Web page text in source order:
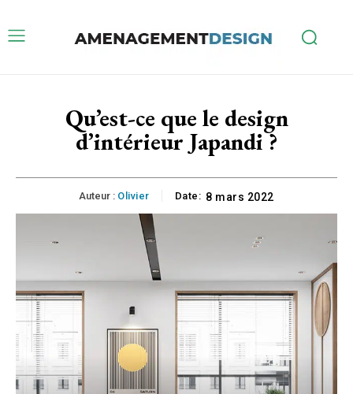
Qu’est-ce que le design
d’intérieur Japandi ?
Auteur : Olivier Date: 8 mars 2022